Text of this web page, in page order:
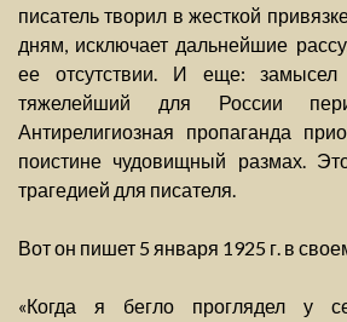
писатель творил в жесткой
дням, исключает дальнейшие
ее отсутствии. И еще:
тяжелейший для России
Антирелигиозная пропаганда
поистине чудовищный размах.
трагедией для писателя.
Вот он пишет 5 января 1925 г. в
«Когда я бегло проглядел у